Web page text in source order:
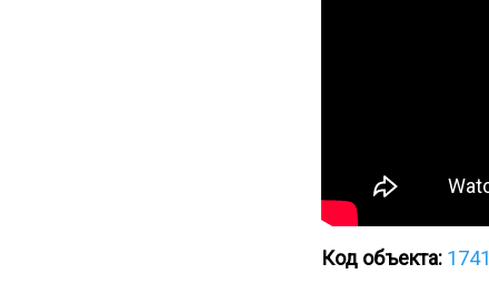
Код объекта: 1741